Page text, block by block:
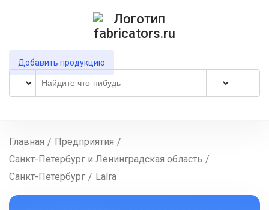
Добавить продукцию
Главная / Предприятия /
Санкт-Петербург и Ленинградская область /
Санкт-Петербург / LaIra